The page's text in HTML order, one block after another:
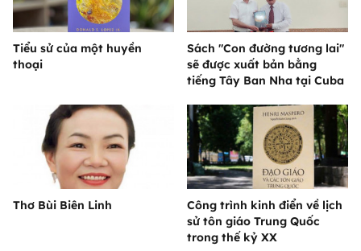
Tiểu sử của một huyền
thoại
Sách "Con đường tương lai"
sẽ được xuất bản bằng
tiếng Tây Ban Nha tại Cuba
Thơ Bùi Biên Linh
Công trình kinh điển về lịch
sử tôn giáo Trung Quốc
trong thế kỷ XX